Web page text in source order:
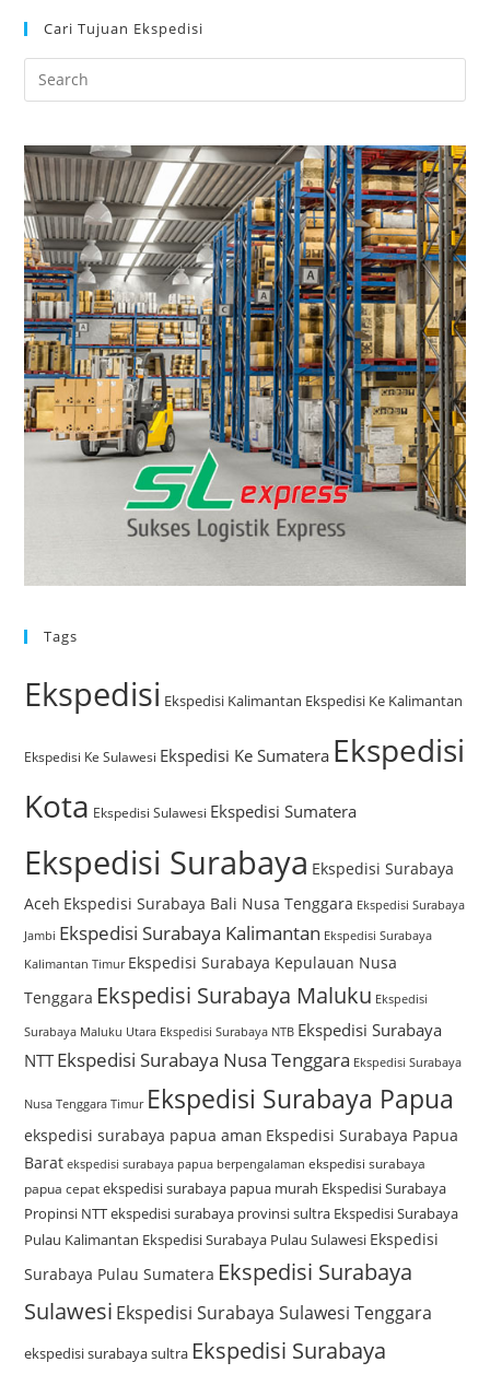
Cari Tujuan Ekspedisi
Tags
Ekspedisi Ekspedisi Kalimantan Ekspedisi Ke Kalimantan
Ekspedisi Ke Sulawesi Ekspedisi Ke Sumatera Ekspedisi
Kota Ekspedisi Sulawesi Ekspedisi Sumatera
Ekspedisi Surabaya Ekspedisi Surabaya
Aceh Ekspedisi Surabaya Bali Nusa Tenggara Ekspedisi Surabaya
Jambi Ekspedisi Surabaya Kalimantan Ekspedisi Surabaya
Kalimantan Timur Ekspedisi Surabaya Kepulauan Nusa
Tenggara Ekspedisi Surabaya Maluku Ekspedisi
Surabaya Maluku Utara Ekspedisi Surabaya NTB Ekspedisi Surabaya
NTTEkspedisi Surabaya Nusa Tenggara Ekspedisi Surabaya
Nusa Tenggara Timur Ekspedisi Surabaya Papua
ekspedisi surabaya papua aman Ekspedisi Surabaya Papua
Barat ekspedisi surabaya papua berpengalaman ekspedisi surabaya
papua cepat ekspedisi surabaya papua murah Ekspedisi Surabaya
Propinsi NTTekspedisi surabaya provinsi sultra Ekspedisi Surabaya
Pulau Kalimantan Ekspedisi Surabaya Pulau Sulawesi Ekspedisi
Surabaya Pulau Sumatera Ekspedisi Surabaya
Sulawesi Ekspedisi Surabaya Sulawesi Tenggara
ekspedisi surabaya sultra Ekspedisi Surabaya